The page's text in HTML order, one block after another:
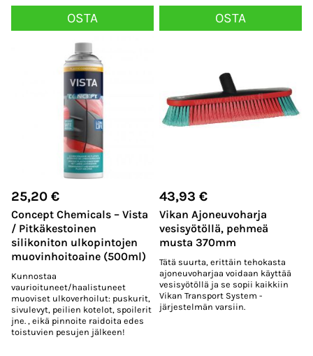
OSTA OSTA
25,20 €
Concept Chemicals – Vista
/ Pitkäkestoinen
silikoniton ulkopintojen
muovinhoitoaine (500ml)
Kunnostaa
vaurioituneet/haalistuneet
muoviset ulkoverhoilut: puskurit,
sivulevyt, peilien kotelot, spoilerit
jne. , eikä pinnoite raidoita edes
toistuvien pesujen jälkeen!
43,93 €
Vikan Ajoneuvoharja
vesisyötöllä, pehmeä
musta 370mm
Tätä suurta, erittäin tehokasta
ajoneuvoharjaa voidaan käyttää
vesisyötöllä ja se sopii kaikkiin
Vikan Transport System -
järjestelmän varsiin.